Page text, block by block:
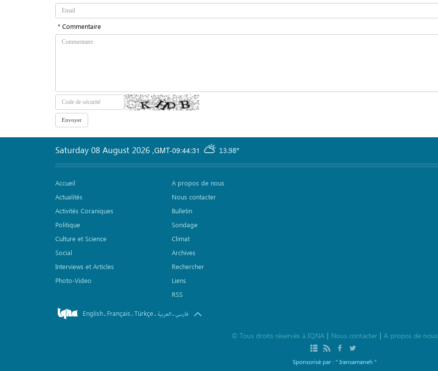
* Commentaire
GMT-09:44:31 13.98°
Saturday 08 August 2026 ,
Accueil
Actualités
Activités Coraniques
Politique
Culture et Science
Social
Interviews et Articles
Photo-Video
A propos de nous
Nous contacter
Bulletin
Sondage
Climat
Archives
Rechercher
Liens
RSS
English. Français.Türkçe. العربیة.فارسی
© Tous droits réservés à IQNA | Nous contacter | A propos de nous
Sponsorisé par : " Iransamaneh "